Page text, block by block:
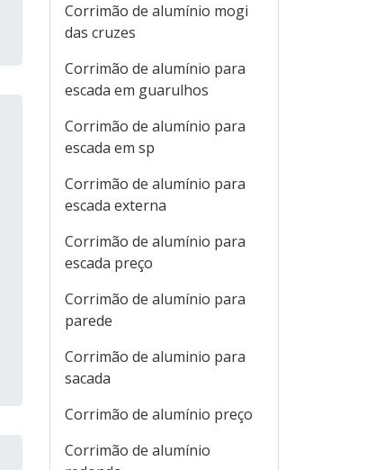
Corrimão de alumínio mogi
das cruzes
Corrimão de alumínio para
escada em guarulhos
Corrimão de alumínio para
escada em sp
Corrimão de alumínio para
escada externa
Corrimão de alumínio para
escada preço
Corrimão de alumínio para
parede
Corrimão de aluminio para
sacada
Corrimão de alumínio preço
Corrimão de alumínio